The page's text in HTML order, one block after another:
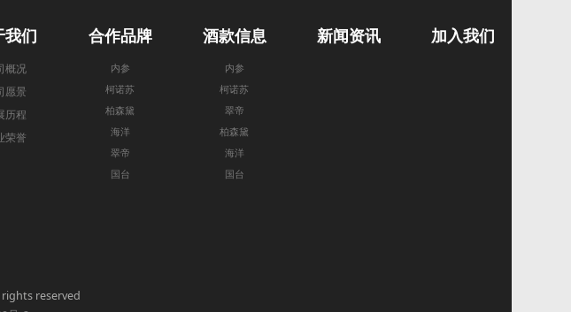
我们
概况
愿景
历程
荣誉
合作品牌
内参
柯诺苏
柏森黛
海洋
翠帝
国台
酒款信息
内参
柯诺苏
翠帝
柏森黛
海洋
国台
新闻资讯 加入我们
reserved